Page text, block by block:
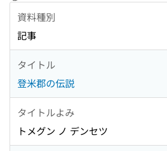
資料種別
記事
タイトル
登米郡の伝説
タイトルよみ
トメグン ノ デンセツ